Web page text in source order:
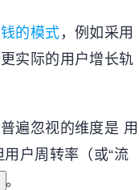
的模式，例如采用
实际的用户增长轨
遍忽视的维度是 用
用户周转率（或“流